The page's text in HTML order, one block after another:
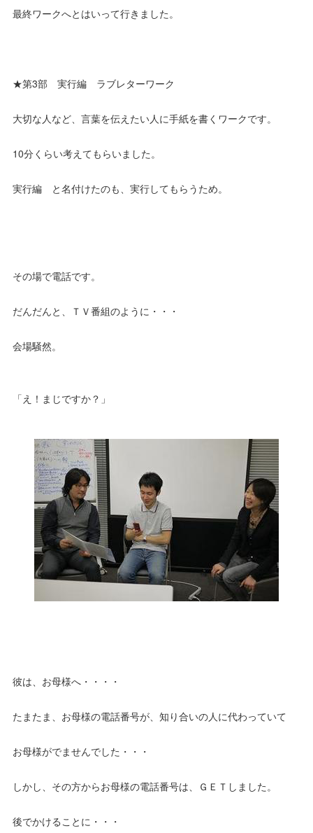
最終ワークへとはいって行きました。
★第3部 実行編 ラブレターワーク
大切な人など、言葉を伝えたい人に手紙を書くワークです。
10分くらい考えてもらいました。
実行編 と名付けたのも、実行してもらうため。
その場で電話です。
だんだんと、ＴＶ番組のように・・・
会場騒然。
「え！まじですか？」
彼は、お母様へ・・・・
たまたま、お母様の電話番号が、知り合いの人に代わっていて
お母様がでませんでした・・・
しかし、その方からお母様の電話番号は、ＧＥＴしました。
後でかけることに・・・